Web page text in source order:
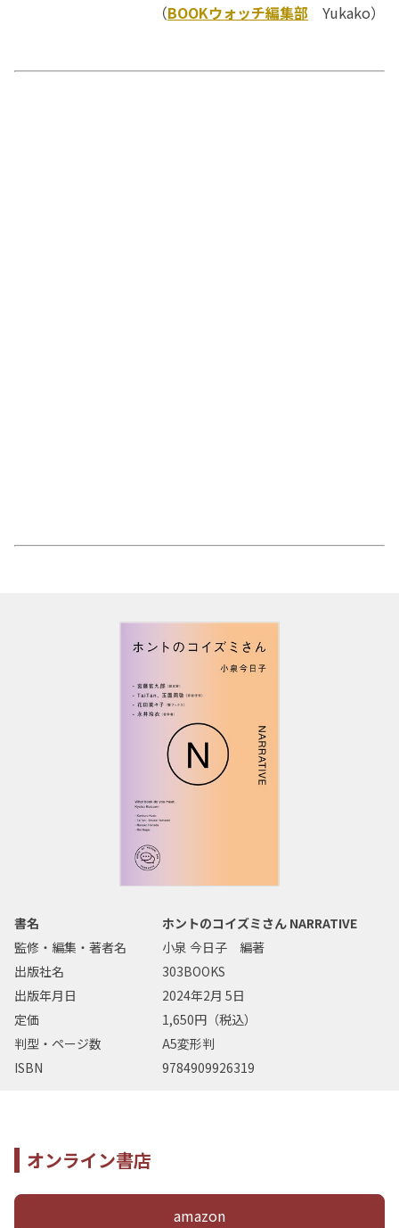
（BOOKウォッチ編集部 Yukako）
書名
ホントのコイズミさん NARRATIVE
監修・編集・著者名
小泉 今日子 編著
出版社名
303BOOKS
出版年月日
2024年2月 5日
定価
1,650円（税込）
判型・ページ数
A5変形判
ISBN
9784909926319
オンライン書店
amazon